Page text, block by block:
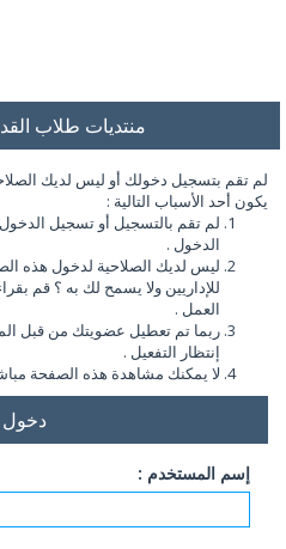
منتديات طلاب
لم تقم بتسجيل دخولك أو ليس لديك
يكون أحد الأسباب التالية :
لم تقم بالتسجيل أو تسجيل
الدخول .
ليس لديك الصلاحية لدخول هذه
للإداريين ولا يسمح لك به ؟ قم
العمل .
ربما تم تعطيل عضويتك من قبل
إنتظار التفعيل .
لا يمكنك مشاهدة هذه الصفحة
دخول
إسم المستخدم :